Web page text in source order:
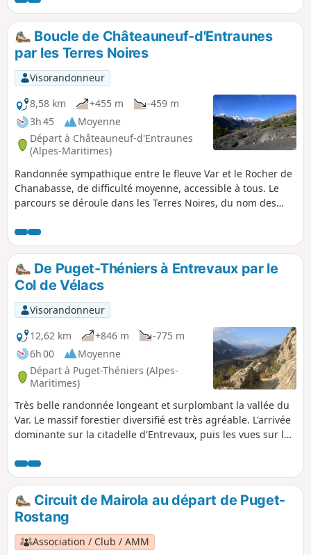
Boucle de Châteauneuf-d'Entraunes
par les Terres Noires
Visorandonneur
8,58 km
+455 m
-459 m
3h 45
Moyenne
Départ à Châteauneuf-d'Entraunes
(Alpes-Maritimes)
Randonnée sympathique entre le fleuve Var et le Rocher de
Chanabasse, de difficulté moyenne, accessible à tous. Le
parcours se déroule dans les Terres Noires, du nom des
VTT de descente, notamment le retour qui surplombe un
mini canyon emprunté lors de l'épreuve de l'Enduro du
Mercantour. Rester vigilant.
De Puget-Théniers à Entrevaux par le
Col de Vélacs
Visorandonneur
12,62 km
+846 m
-775 m
6h 00
Moyenne
Départ à Puget-Théniers (Alpes-
Maritimes)
Très belle randonnée longeant et surplombant la vallée du
Var. Le massif forestier diversifié est très agréable. L'arrivée
dominante sur la citadelle d'Entrevaux, puis les vues sur la
de cette journée.
Circuit de Mairola au départ de Puget-
Rostang
Association / Club / AMM